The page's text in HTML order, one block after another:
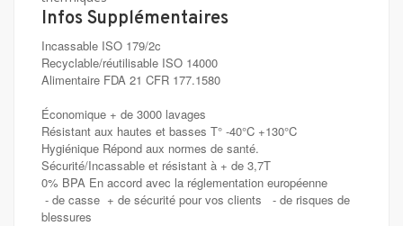
Infos Supplémentaires
Incassable ISO 179/2c
Recyclable/réutilisable ISO 14000
Alimentaire FDA 21 CFR 177.1580
Économique + de 3000 lavages
Résistant aux hautes et basses T° -40°C +130°C
Hygiénique Répond aux normes de santé.
Sécurité/Incassable et résistant à + de 3,7T
0% BPA En accord avec la réglementation européenne
- de casse + de sécurité pour vos clients - de risques de
blessures